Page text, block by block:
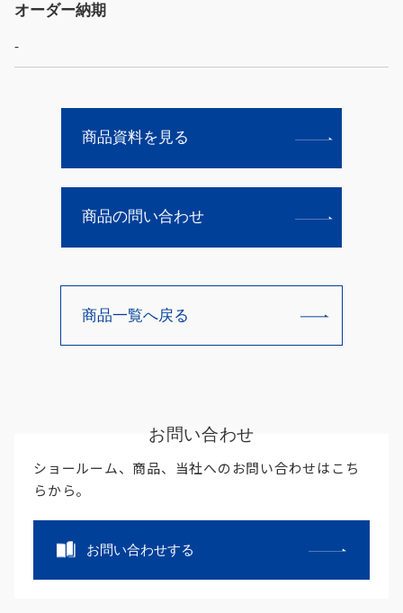
オーダー納期
-
商品資料を見る
商品の問い合わせ
商品一覧へ戻る
お問い合わせ
ショールーム、商品、当社へのお問い合わせはこち
らから。
お問い合わせする